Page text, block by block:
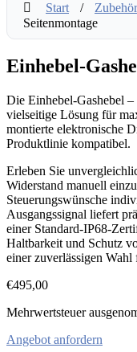
Start / Zubehör
Seitenmontage
Einhebel-
Die Einhebel-Gashebel –
vielseitige Lösung für
montierte elektronische
Produktlinie kompatibel.
Erleben Sie
Widerstand manuell
Steuerungswünsche
Ausgangssignal liefert
einer Standard-IP68-
Haltbarkeit und Schutz
einer zuverlässigen
€495,00
Mehrwertsteuer
Angebot anfordern